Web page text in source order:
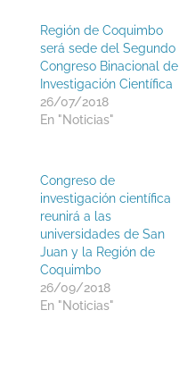
Región de Coquimbo
será sede del Segundo
Congreso Binacional de
Investigación Científica
26/07/2018
En "Noticias"
Congreso de
investigación científica
reunirá a las
universidades de San
Juan y la Región de
Coquimbo
26/09/2018
En "Noticias"